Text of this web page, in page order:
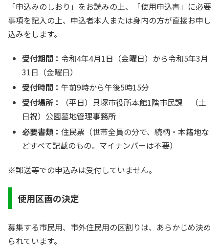
「申込みのしおり」をお読みの上、「使用申込書」に必要
事項を記入の上、申込者本人または身内の方が直接お申し
込みをします。
受付期間：令和4年4月1日（金曜日）から令和5年3月
31日（金曜日）
受付時間：午前9時から午後5時15分
受付場所：
（平日）貝塚市役所本館1階市民課 （土
日祝）公園墓地管理事務所
必要書類：住民票（世帯全員の分で、続柄・本籍地な
どすべて記載のもの。マイナンバーは不要）
※郵送等での申込みは受付していません。
使用区画の決定
募集する市民用、市外住民用の区割りは、あらかじめ決め
られています。